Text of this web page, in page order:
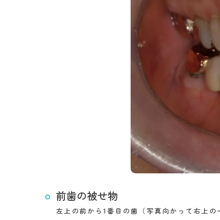
前歯の被せ物
左上の前から1番目の歯（写真向かって右上の